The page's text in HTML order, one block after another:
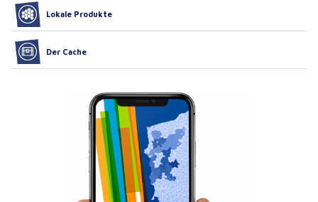
Lokale Produkte
Der Cache